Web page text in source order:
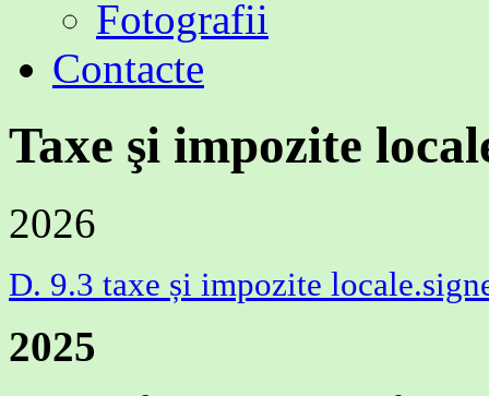
Fotografii
Contacte
Taxe şi impozite
2026
D. 9.3 taxe și impozite
2025